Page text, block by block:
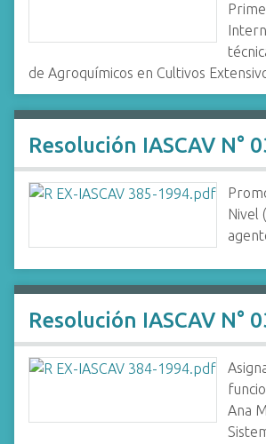
de Agroquímicos en Cultivos
Resolución IASCAV N°
Nivel
Resolución IASCAV N°
Ana